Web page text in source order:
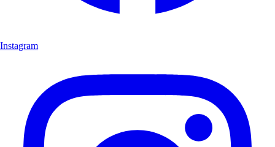
Instagram